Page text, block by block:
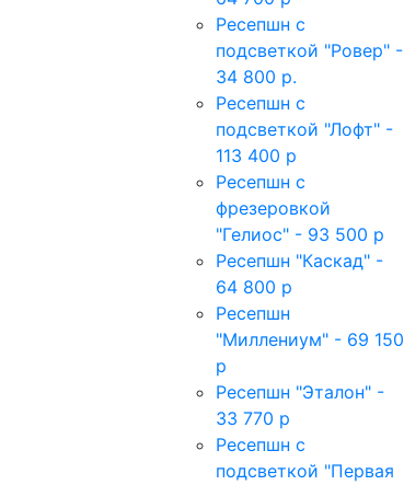
Ресепшн с
подсветкой "Ровер" -
34 800 р.
Ресепшн с
подсветкой "Лофт" -
113 400 р
Ресепшн с
фрезеровкой
"Гелиос" - 93 500 р
Ресепшн "Каскад" -
64 800 р
Ресепшн
"Миллениум" - 69 150
р
Ресепшн "Эталон" -
33 770 р
Ресепшн с
подсветкой "Первая